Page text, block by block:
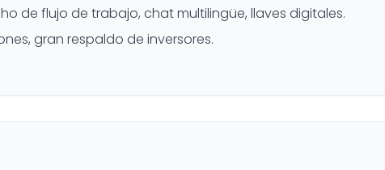
de flujo de trabajo, chat multilingüe, llaves digitales.
gran respaldo de inversores.